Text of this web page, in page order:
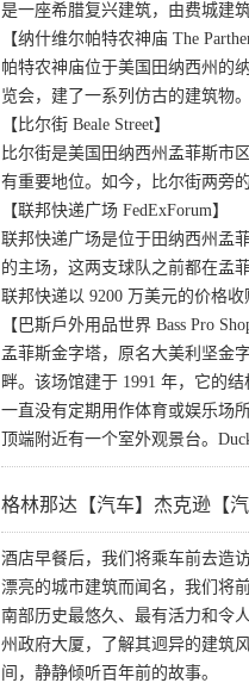
是一座希腊复兴建筑，由费城建
【纳什维尔帕特农神庙 The
帕特农神庙位于美国田纳西州的
览会，建了一系列仿古的建筑物
【比尔街 Beale Street】
比尔街是美国田纳西州孟菲斯市
有重要地位。如今，比尔街两旁
【联邦快递广场 FedExForum】
联邦快递广场是位于田纳西州孟
的主场，这两支球队之前都在孟
联邦快递以 9200 万美元的价格收
【巴斯戶外用品世界 Bass Pro
孟菲斯金字塔，原名大美利坚金
畔。该场馆建于 1991 年，它的
一直没有定期用作体育或娱乐场
顶端附近有一个室外观景台。
格林那达【汽车】杰克逊【
酒店早餐后，我们将乘车前去造
漂亮的城市建筑而闻名，我们将
南部历史最悠久、最有活力和令
州政府大厦，了解其迥异的建筑
间，静静倾听百年前的故事。